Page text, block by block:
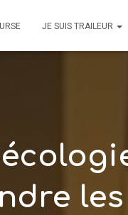
JE SUIS TRAILEUR